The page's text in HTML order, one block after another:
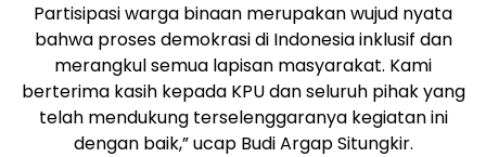
Partisipasi warga binaan merupakan wujud nyata
bahwa proses demokrasi di Indonesia inklusif dan
merangkul semua lapisan masyarakat. Kami
berterima kasih kepada KPU dan seluruh pihak yang
telah mendukung terselenggaranya kegiatan ini
dengan baik,” ucap Budi Argap Situngkir.